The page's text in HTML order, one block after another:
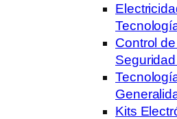
Control
Kits